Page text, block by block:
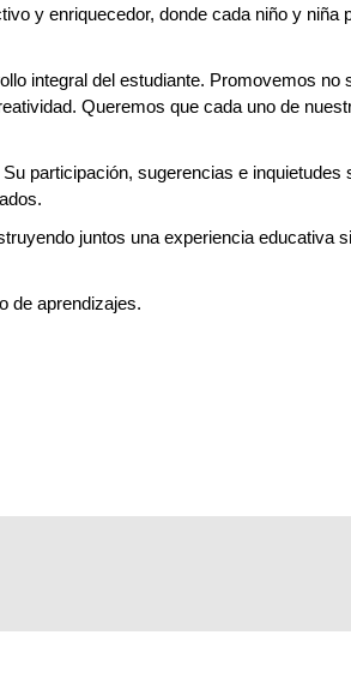
y enriquecedor, donde cada niño y niña
integral del estudiante. Promovemos no
Queremos que cada uno de
participación, sugerencias e inquietudes
juntos una experiencia educativa
de aprendizajes.